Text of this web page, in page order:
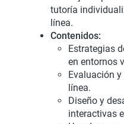
tutoría
línea.
Contenidos:
Estrategias
en entornos
Evaluación
línea.
Diseño y
interactivas